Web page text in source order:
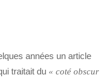
années un article
traitait du « coté obscur